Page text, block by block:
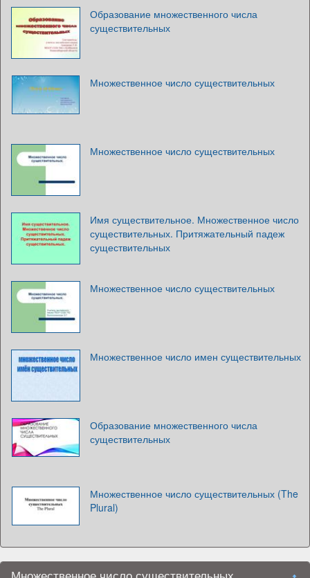
Образование множественного числа
существительных
Множественное число существительных
Множественное число существительных
Имя существительное. Множественное число
существительных. Притяжательный падеж
существительных
Множественное число существительных
Множественное число имен существительных
Образование множественного числа
существительных
Множественное число существительных (The
Plural)